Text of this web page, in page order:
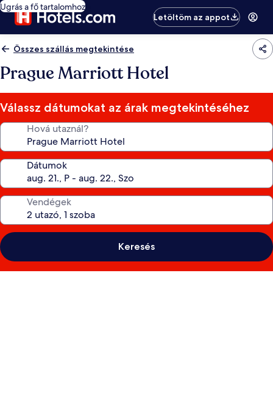
Ugrás a fő tartalomhoz
Letöltöm az appot
Összes szállás megtekintése
Prague Marriott Hotel
Válassz dátumokat az árak megtekintéséhez
Hová utaznál?
Dátumok
Vendégek
Keresés